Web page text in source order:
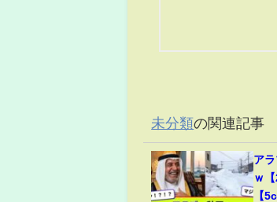
未分類の関連記事
ア
ｗ
【